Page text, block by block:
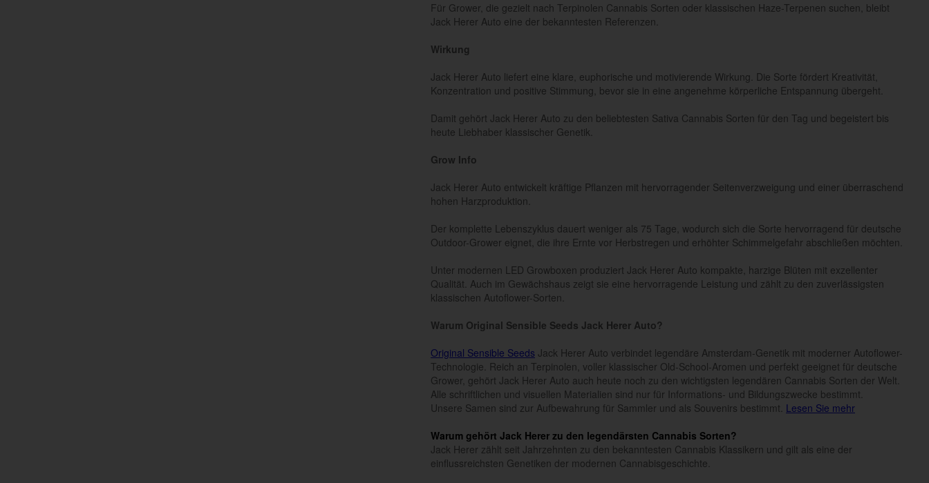
Für Grower, die gezielt nach Terpinolen Cannabis Sorten oder klassischen Haze-Terpenen suchen, bleibt
Jack Herer Auto eine der bekanntesten Referenzen.
Wirkung
Jack Herer Auto liefert eine klare, euphorische und motivierende Wirkung. Die Sorte fördert Kreativität,
Konzentration und positive Stimmung, bevor sie in eine angenehme körperliche Entspannung übergeht.
Damit gehört Jack Herer Auto zu den beliebtesten Sativa Cannabis Sorten für den Tag und begeistert bis
heute Liebhaber klassischer Genetik.
Grow Info
Jack Herer Auto entwickelt kräftige Pflanzen mit hervorragender Seitenverzweigung und einer überraschend
hohen Harzproduktion.
Der komplette Lebenszyklus dauert weniger als 75 Tage, wodurch sich die Sorte hervorragend für deutsche
Outdoor-Grower eignet, die ihre Ernte vor Herbstregen und erhöhter Schimmelgefahr abschließen möchten.
Unter modernen LED Growboxen produziert Jack Herer Auto kompakte, harzige Blüten mit exzellenter
Qualität. Auch im Gewächshaus zeigt sie eine hervorragende Leistung und zählt zu den zuverlässigsten
klassischen Autoflower-Sorten.
Warum Original Sensible Seeds Jack Herer Auto?
Original Sensible Seeds Jack Herer Auto verbindet legendäre Amsterdam-Genetik mit moderner Autoflower-
Technologie. Reich an Terpinolen, voller klassischer Old-School-Aromen und perfekt geeignet für deutsche
Grower, gehört Jack Herer Auto auch heute noch zu den wichtigsten legendären Cannabis Sorten der Welt.
Alle schriftlichen und visuellen Materialien sind nur für Informations- und Bildungszwecke bestimmt.
Unsere Samen sind zur Aufbewahrung für Sammler und als Souvenirs bestimmt. Lesen Sie mehr
Warum gehört Jack Herer zu den legendärsten Cannabis Sorten?
Jack Herer zählt seit Jahrzehnten zu den bekanntesten Cannabis Klassikern und gilt als eine der
einflussreichsten Genetiken der modernen Cannabisgeschichte.